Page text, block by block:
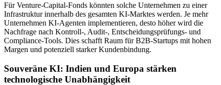
Für Venture-Capital-Fonds könnten solche Unternehmen zu einer
Infrastruktur innerhalb des gesamten KI-Marktes werden. Je mehr
Unternehmen KI-Agenten implementieren, desto höher wird die
Nachfrage nach Kontroll-, Audit-, Entscheidungsprüfungs- und
Compliance-Tools. Dies schafft Raum für B2B-Startups mit hohen
Margen und potenziell starker Kundenbindung.
Souveräne KI: Indien und Europa stärken
technologische Unabhängigkeit